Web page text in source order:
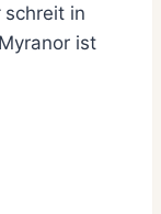
schreit in
ist